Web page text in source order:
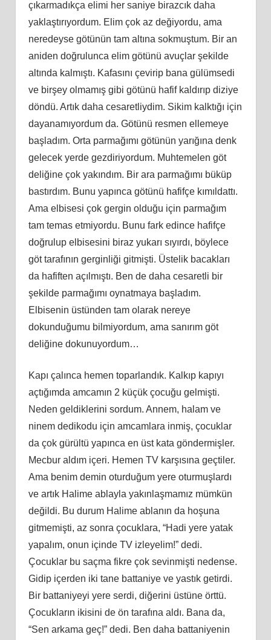
çıkarmadıkça elimi her saniye birazcık daha
yaklaştırıyordum. Elim çok az değiyordu, ama
neredeyse götünün tam altına sokmuştum. Bir an
aniden doğrulunca elim götünü avuçlar şekilde
altında kalmıştı. Kafasını çevirip bana gülümsedi
ve birşey olmamış gibi götünü hafif kaldırıp diziye
döndü. Artık daha cesaretliydim. Sikim kalktığı için
dayanamıyordum da. Götünü resmen ellemeye
başladım. Orta parmağımı götünün yarığına denk
gelecek yerde gezdiriyordum. Muhtemelen göt
deliğine çok yakındım. Bir ara parmağımı büküp
bastırdım. Bunu yapınca götünü hafifçe kımıldattı.
Ama elbisesi çok gergin olduğu için parmağım
tam temas etmiyordu. Bunu fark edince hafifçe
doğrulup elbisesini biraz yukarı sıyırdı, böylece
göt tarafının gerginliği gitmişti. Üstelik bacakları
da hafiften açılmıştı. Ben de daha cesaretli bir
şekilde parmağımı oynatmaya başladım.
Elbisenin üstünden tam olarak nereye
dokunduğumu bilmiyordum, ama sanırım göt
deliğine dokunuyordum…
Kapı çalınca hemen toparlandık. Kalkıp kapıyı
açtığımda amcamın 2 küçük çocuğu gelmişti.
Neden geldiklerini sordum. Annem, halam ve
ninem dedikodu için amcamlara inmiş, çocuklar
da çok gürültü yapınca en üst kata göndermişler.
Mecbur aldım içeri. Hemen TV karşısına geçtiler.
Ama benim demin oturduğum yere oturmuşlardı
ve artık Halime ablayla yakınlaşmamız mümkün
değildi. Bu durum Halime ablanın da hoşuna
gitmemişti, az sonra çocuklara, “Hadi yere yatak
yapalım, onun içinde TV izleyelim!” dedi.
Çocuklar bu saçma fikre çok sevinmişti nedense.
Gidip içerden iki tane battaniye ve yastık getirdi.
Bir battaniyeyi yere serdi, diğerini üstüne örttü.
Çocukların ikisini de ön tarafına aldı. Bana da,
“Sen arkama geç!” dedi. Ben daha battaniyenin